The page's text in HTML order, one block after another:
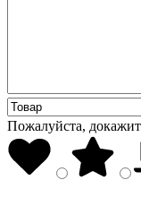
Пожалуйста,